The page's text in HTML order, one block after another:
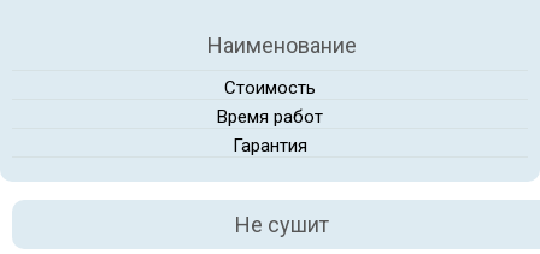
Наименование
Стоимость
Время работ
Гарантия
Не сушит